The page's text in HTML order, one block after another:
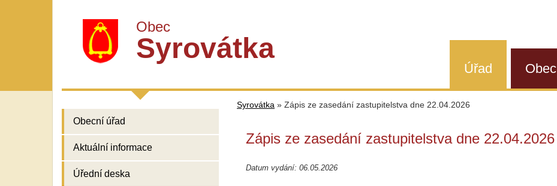
Obec
Syrovátka
Úřad Obec
Obecní úřad
Aktuální informace
Úřední deska
Syrovátka » Zápis ze zasedání zastupitelstva dne 22.04.2026
Zápis ze zasedání zastupitelstva dne 22.04.2026
Datum vydání: 06.05.2026